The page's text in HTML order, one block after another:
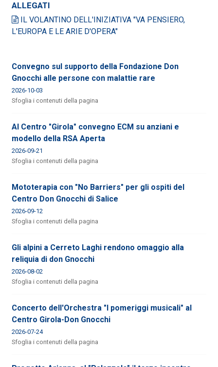
ALLEGATI
IL VOLANTINO DELL'INIZIATIVA "VA PENSIERO,
L'EUROPA E LE ARIE D'OPERA"
Convegno sul supporto della Fondazione Don
Gnocchi alle persone con malattie rare
2026-10-03
Sfoglia i contenuti della pagina
Al Centro "Girola" convegno ECM su anziani e
modello della RSA Aperta
2026-09-21
Sfoglia i contenuti della pagina
Mototerapia con "No Barriers" per gli ospiti del
Centro Don Gnocchi di Salice
2026-09-12
Sfoglia i contenuti della pagina
Gli alpini a Cerreto Laghi rendono omaggio alla
reliquia di don Gnocchi
2026-08-02
Sfoglia i contenuti della pagina
Concerto dell'Orchestra "I pomeriggi musicali" al
Centro Girola-Don Gnocchi
2026-07-24
Sfoglia i contenuti della pagina